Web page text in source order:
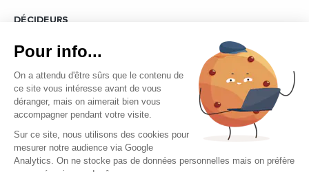
DÉCIDEURS
Quels sont les décideurs qui font l’actualité économique et
politique des pays du pourtour de la Méditerranée.
Copyright © 2026 - Tous droits réservés
Pour info...
On a attendu d'être sûrs que le contenu de
ce site vous intéresse avant de vous
déranger, mais on aimerait bien vous
accompagner pendant votre visite.
Sur ce site, nous utilisons des cookies pour
mesurer notre audience via Google
Analytics. On ne stocke pas de données personnelles mais on préfère